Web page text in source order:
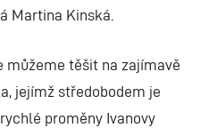
Martina Kinská.
můžeme těšit na zajímavě
jejímž středobodem je
proměny Ivanovy